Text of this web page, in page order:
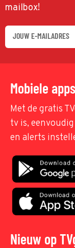
mailbox!
Mobiele apps
Met de gratis
tv is,
en alerts
Nieuw op